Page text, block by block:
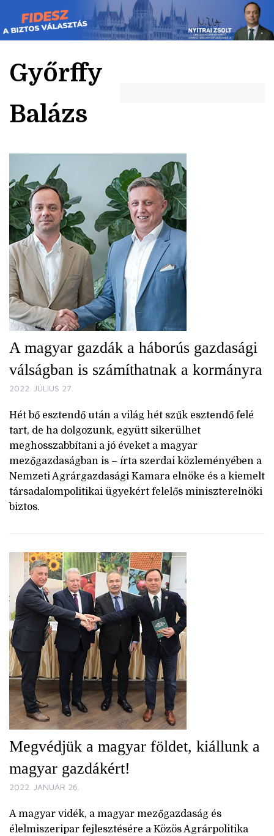
Skip
to
content
Győrffy
Balázs
A magyar gazdák a háborús gazdasági
válságban is számíthatnak a kormányra
2022. JÚLIUS 27.
Hét bő esztendő után a világ hét szűk esztendő felé
tart, de ha dolgozunk, együtt sikerülhet
meghosszabbítani a jó éveket a magyar
mezőgazdaságban is – írta szerdai közleményében a
Nemzeti Agrárgazdasági Kamara elnöke és a kiemelt
társadalompolitikai ügyekért felelős miniszterelnöki
biztos.
Megvédjük a magyar földet, kiállunk a
magyar gazdákért!
2022. JANUÁR 26.
A magyar vidék, a magyar mezőgazdaság és
élelmiszeripar fejlesztésére a Közös Agrárpolitika